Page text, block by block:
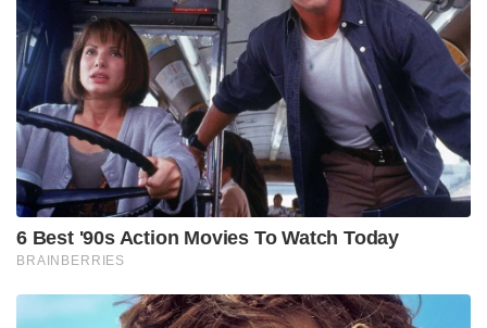
അല്ലെങ്കിൽ എസ്എംഎസ് സൗകര്യം ലഭിക്കില്ല.
അത്തരമൊരു സാഹചര്യത്തിൽ, നിങ്ങൾക്ക് കോൾ
വിളിക്കാനോ എസ്എംഎസ് ചെയ്യാനോ ഉള്ള സൗകര്യം
വേണമെങ്കിൽ, ഇതിനായി നിങ്ങൾ ഒരു അധിക
റീചാർജ് പ്ലാൻ എടുക്കേണ്ടിവരും.
ബിഎസ്എൻഎല്ലിന്‍റെ ഔദ്യോഗിക വെബ്‌സൈറ്റിൽ
നിന്നോ ബിഎസ്എൻഎൽ സെൽഫ് കെയർ ആപ്പിൽ
നിന്നോ നിങ്ങൾക്ക് ഈ പുതിയ 251 രൂപ ഡാറ്റ പ്ലാൻ
റീച്ചാർജ് ചെയ്യാം.
സ്പീഡ് ഡാറ്റ നേടാമെന്നും തടസമില്ലാതെ ക്രിക്കറ്റ്